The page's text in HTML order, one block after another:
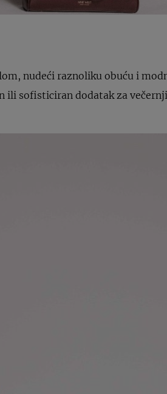
nudeći raznoliku obuću i
sofisticiran dodatak za